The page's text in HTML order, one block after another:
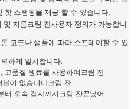
핫 스탬핑을 제공 할 수 있습니다.
및 지름크림 잔사용자 정의가 가능합니
코드나 샘플에 따라 스프레이할 수 있
하게 일치합니다.
고품질 원료를 사용하여크림 잔
블이 없습니다크림 잔
터 후속 검사까지크림 잔끝났어